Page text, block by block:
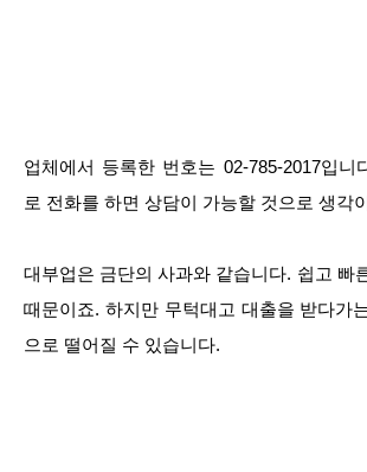
업체에서 등록한 번호는 02-785-2017입니
로 전화를 하면 상담이 가능할 것으로 생각
대부업은 금단의 사과와 같습니다. 쉽고 빠
때문이죠. 하지만 무턱대고 대출을 받다가
으로 떨어질 수 있습니다.